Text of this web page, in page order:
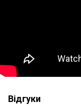
Відгуки